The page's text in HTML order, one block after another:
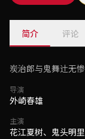
简介 评论
炭治郎与鬼舞辻无
导演
外崎春雄
主演
花江夏树、鬼头明里